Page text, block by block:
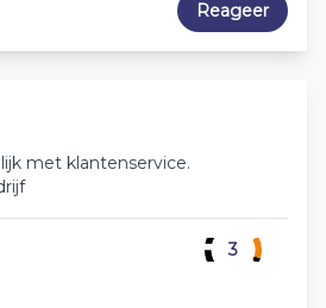
Reageer
met klantenservice.
3